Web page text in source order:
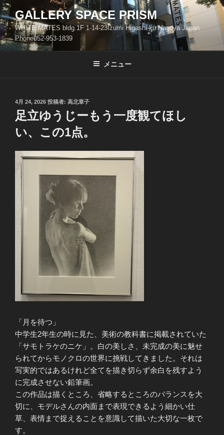
コ
ン
テ
ン
ツ
GALLERY SPACE PRISM
WHITE MATES bldg.1F 1-14-23Izumi Higashi-ku Nagoya Japan
Phone052-953-1839
メニュー
投
稿
日:
4月 24, 2026 投稿者: 高北章子
足立ゆうじーもう一度観てほし
い、この1点。
「月を待つ」
中学生2年生の時に見た、美術の教科書に掲載されていた
「サモトラケのニケ」。白の美しさ、未完成の美に魅せ
られてからモノクロの世界に挑戦してきました。それは
写実的ではあるけれど全てを描き切らず余白を残すよう
に完成させない鉛筆画。
この作品は描くところ、省略するところのバランスを大
切に、モデルさんの内面まで表現できるよう細かい仕
草、表情まで捉えることを意識して描いた大切な一枚で
す。